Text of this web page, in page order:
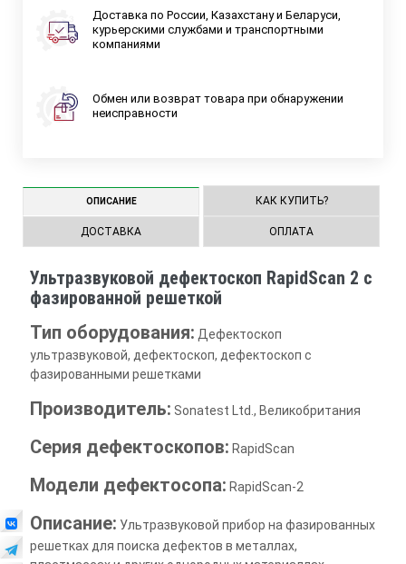
Доставка по России, Казахстану и Беларуси,
курьерскими службами и транспортными
компаниями
Обмен или возврат товара при обнаружении
неисправности
ОПИСАНИЕ КАК КУПИТЬ?
ДОСТАВКА ОПЛАТА
Ультразвуковой дефектоскоп RapidScan 2 с
фазированной решеткой
Тип оборудования: Дефектоскоп
ультразвуковой, дефектоскоп, дефектоскоп с
фазированными решетками
Производитель: Sonatest Ltd., Великобритания
Серия дефектоскопов: RapidScan
Модели дефектосопа: RapidScan-2
Описание: Ультразвуковой прибор на фазированных
решетках для поиска дефектов в металлах,